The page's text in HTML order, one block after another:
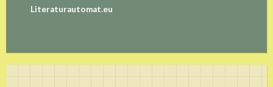
Literaturautomat.eu